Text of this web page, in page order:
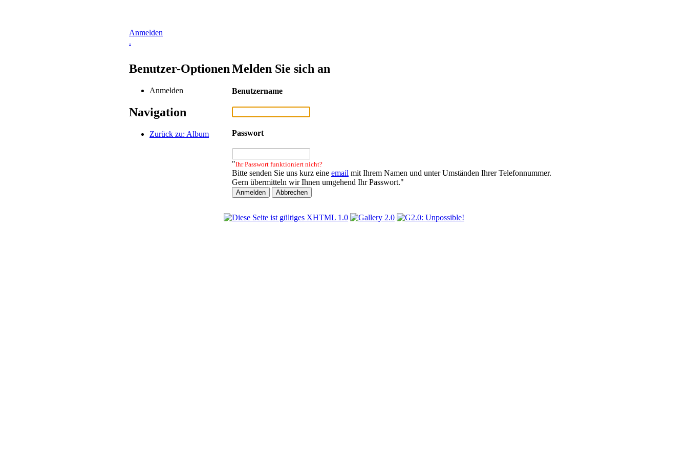
Anmelden
.
Benutzer-Optionen
Anmelden
Navigation
Zurück zu: Album
Melden Sie sich an
Benutzername
Passwort
"Ihr Passwort funktioniert nicht?
Bitte senden Sie uns kurz eine email mit Ihrem Namen und unter Umständen Ihrer Telefonnummer.
Gern übermitteln wir Ihnen umgehend Ihr Passwort."